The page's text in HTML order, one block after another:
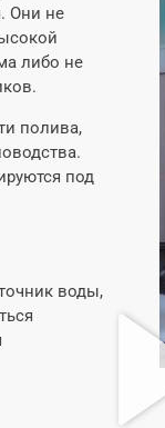
Они не
либо не
полива,
под
воды,